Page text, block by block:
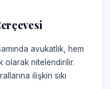
avukatlık, hem
olarak nitelendirilir.
ilişkin sıkı